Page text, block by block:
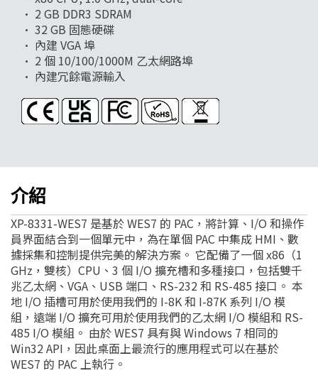
• 2 GB DDR3 SDRAM
• 32 GB 固態硬碟
• 內建 VGA 埠
• 2 個 10/100/1000M 乙太網路埠
• 內建冗餘電源輸入
介紹
XP-8331-WES7 是基於 WES7 的 PAC，將計算、I/O 和操作
員界面結合到一個單元中，為在單個 PAC 中集成 HMI、數
據採集和控制提供完美的解決方案。 它配備了一個 x86（1
GHz，雙核）CPU、3 個 I/O 擴充槽和多種接口，包括雙千
兆乙太網、VGA、USB 端口、RS-232 和 RS-485 接口。 本
地 I/O 插槽可用於使用我們的 I-8K 和 I-87K 系列 I/O 模
組，遠端 I/O 擴充可用於使用我們的乙太網 I/O 模組和 RS-
485 I/O 模組。 由於 WES7 具有與 Windows 7 相同的
Win32 API，因此桌面上最流行的應用程式可以在基於
WES7 的 PAC 上執行。